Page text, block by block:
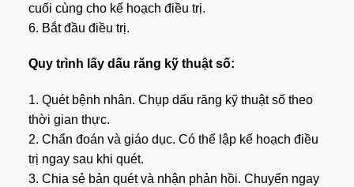
cuối cùng cho kế hoạch điều trị.
6. Bắt đầu điều trị.
Quy trình lấy dấu răng kỹ thuật số:
1. Quét bệnh nhân. Chụp dấu răng kỹ thuật số theo
thời gian thực.
2. Chẩn đoán và giáo dục. Có thể lập kế hoạch điều
trị ngay sau khi quét.
3. Chia sẻ bản quét và nhận phản hồi. Chuyển ngay